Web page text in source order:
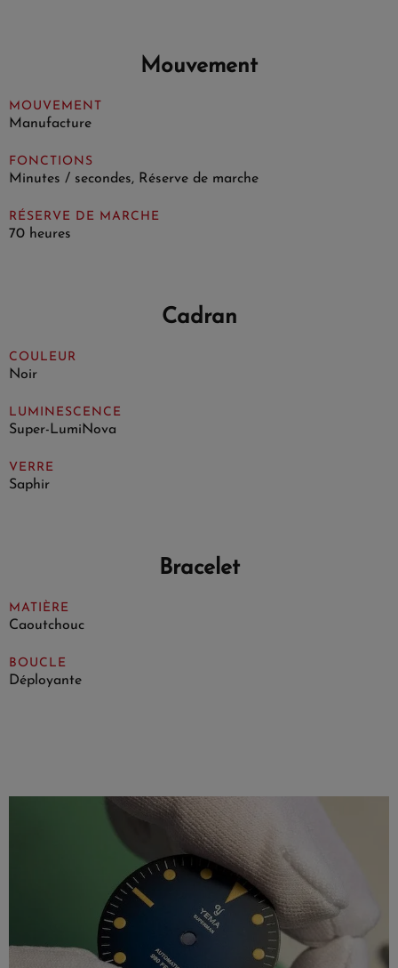
Mouvement
MOUVEMENT
Manufacture
FONCTIONS
Minutes / secondes, Réserve de marche
RÉSERVE DE MARCHE
70 heures
Cadran
COULEUR
Noir
LUMINESCENCE
Super-LumiNova
VERRE
Saphir
Bracelet
MATIÈRE
Caoutchouc
BOUCLE
Déployante